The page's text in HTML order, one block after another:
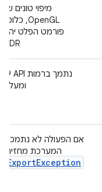
מיפוי טונים של
OpenGL, כלומר
פורמט הפלט יהיה
SDR.
נתמך ברמות API‏ 29
ומעלה.
אם הפעולה לא נתמכת,
המערכת מחזירה
ExportException